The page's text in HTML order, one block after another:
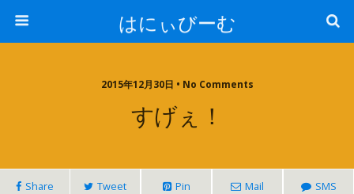
はにぃびーむ
2015年12月30日 • No Comments
すげぇ！
Share Tweet Pin Mail SMS